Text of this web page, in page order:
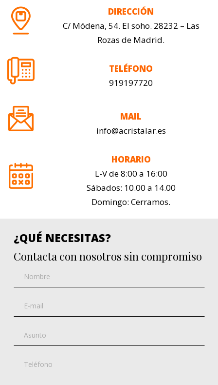
DIRECCIÓN
C/ Módena, 54. El soho. 28232 – Las
Rozas de Madrid.
TELÉFONO
919197720
MAIL
info@acristalar.es
HORARIO
L-V de 8:00 a 16:00
Sábados: 10.00 a 14.00
Domingo: Cerramos.
¿QUÉ NECESITAS?
Contacta con nosotros sin compromiso